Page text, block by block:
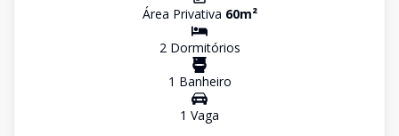
Área Privativa 60m²
2Dormitórios
1 Banheiro
1 Vaga